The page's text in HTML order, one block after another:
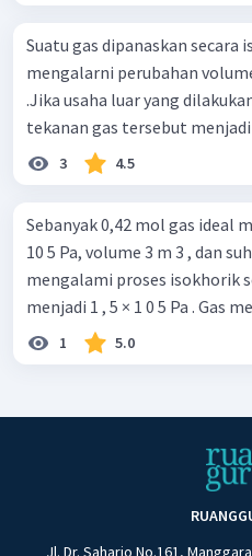
Suatu gas dipanaskan secara
mengalarni perubahan
.Jika usaha luar yang
tekanan gas tersebut menjadi
3 4.5
Sebanyak 0,42 mol gas ideal
10 5 Pa, volume 3 m 3 , dan
mengalami proses isokhorik
menjadi 1 , 5 × 1 0 5 Pa . Gas
1 5.0
Jl. Dr. Saharjo No.161,